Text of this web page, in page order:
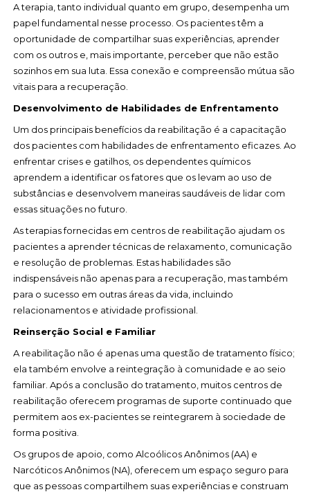
A terapia, tanto individual quanto em grupo, desempenha um
papel fundamental nesse processo. Os pacientes têm a
oportunidade de compartilhar suas experiências, aprender
com os outros e, mais importante, perceber que não estão
sozinhos em sua luta. Essa conexão e compreensão mútua são
vitais para a recuperação.
Desenvolvimento de Habilidades de Enfrentamento
Um dos principais benefícios da reabilitação é a capacitação
dos pacientes com habilidades de enfrentamento eficazes. Ao
enfrentar crises e gatilhos, os dependentes químicos
aprendem a identificar os fatores que os levam ao uso de
substâncias e desenvolvem maneiras saudáveis de lidar com
essas situações no futuro.
As terapias fornecidas em centros de reabilitação ajudam os
pacientes a aprender técnicas de relaxamento, comunicação
e resolução de problemas. Estas habilidades são
indispensáveis não apenas para a recuperação, mas também
para o sucesso em outras áreas da vida, incluindo
relacionamentos e atividade profissional.
Reinserção Social e Familiar
A reabilitação não é apenas uma questão de tratamento físico;
ela também envolve a reintegração à comunidade e ao seio
familiar. Após a conclusão do tratamento, muitos centros de
reabilitação oferecem programas de suporte continuado que
permitem aos ex-pacientes se reintegrarem à sociedade de
forma positiva.
Os grupos de apoio, como Alcoólicos Anônimos (AA) e
Narcóticos Anônimos (NA), oferecem um espaço seguro para
que as pessoas compartilhem suas experiências e construam